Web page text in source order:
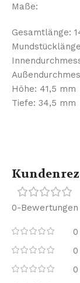
Maße:
Gesamtlänge:
Höhe: 41,5 mm
Tiefe: 34,5 mm
0-Bewertungen
0
0
0